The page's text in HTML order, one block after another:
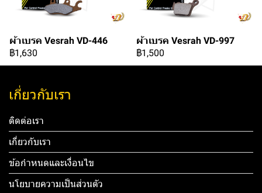
ผ้าเบรค Vesrah VD-446
฿1,630
ผ้าเบรค Vesrah VD-997
฿1,500
เกี่ยวกับเรา
ติดต่อเรา
เกี่ยวกับเรา
ข้อกำหนดและเงื่อนไข
นโยบายความเป็นส่วนตัว